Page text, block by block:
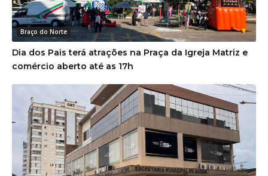
Braço do Norte
Dia dos Pais terá atrações na Praça da Igreja Matriz e
comércio aberto até as 17h